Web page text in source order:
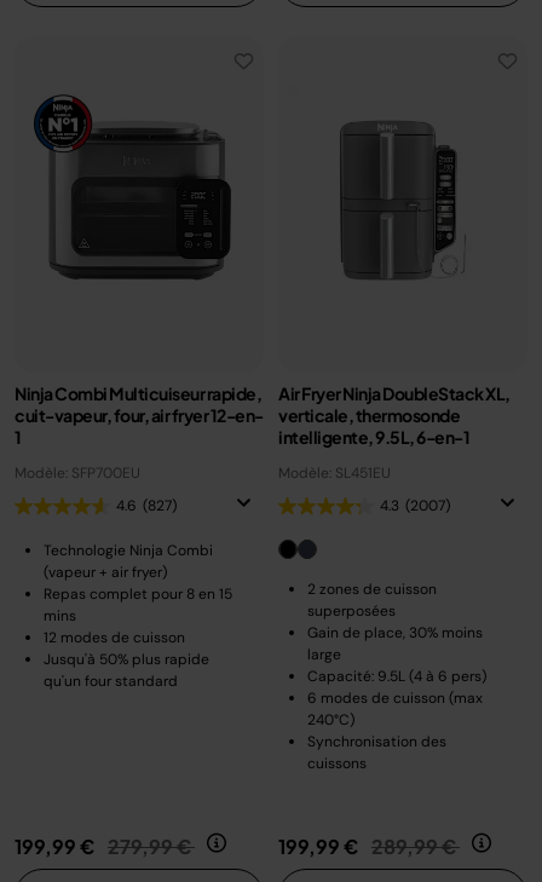
Ninja Combi Multicuiseur rapide,
cuit-vapeur, four, air fryer 12-en-
1
Modèle: SFP700EU
4.6 (827)
Technologie Ninja Combi
(vapeur + air fryer)
Repas complet pour 8 en 15
mins
12 modes de cuisson
Jusqu'à 50% plus rapide
qu'un four standard
199,99 € Prix réduit de
279,99 € au
Air Fryer Ninja DoubleStack XL,
verticale, thermosonde
intelligente, 9.5L, 6-en-1
Modèle: SL451EU
4.3 (2007)
2 zones de cuisson
superposées
Gain de place, 30% moins
large
Capacité: 9.5L (4 à 6 pers)
6 modes de cuisson (max
240°C)
Synchronisation des
cuissons
199,99 € Prix réduit de
289,99 € au